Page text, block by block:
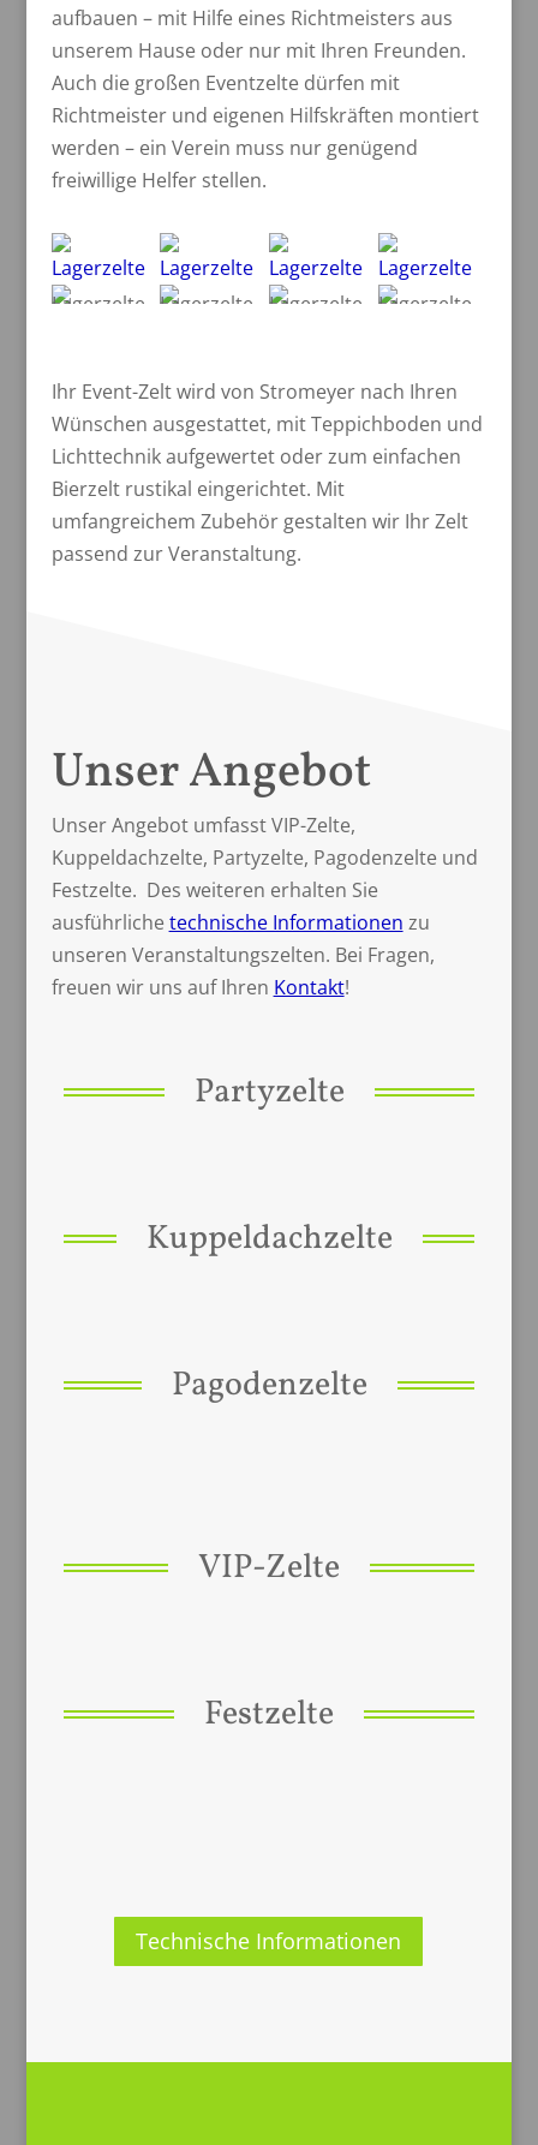
aufbauen – mit Hilfe eines Richtmeisters aus
unserem Hause oder nur mit Ihren Freunden.
Auch die großen Eventzelte dürfen mit
Richtmeister und eigenen Hilfskräften montiert
werden – ein Verein muss nur genügend
freiwillige Helfer stellen.
Ihr Event-Zelt wird von Stromeyer nach Ihren
Wünschen ausgestattet, mit Teppichboden und
Lichttechnik aufgewertet oder zum einfachen
Bierzelt rustikal eingerichtet. Mit
umfangreichem Zubehör gestalten wir Ihr Zelt
passend zur Veranstaltung.
Unser Angebot
Unser Angebot umfasst VIP-Zelte,
Kuppeldachzelte, Partyzelte, Pagodenzelte und
Festzelte. Des weiteren erhalten Sie
ausführliche technische Informationen zu
unseren Veranstaltungszelten. Bei Fragen,
freuen wir uns auf Ihren Kontakt!
Partyzelte
Kuppeldachzelte
Pagodenzelte
VIP-Zelte
Festzelte
Technische Informationen